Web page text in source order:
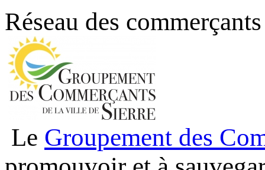
Réseau des commerçants
Le Groupement des